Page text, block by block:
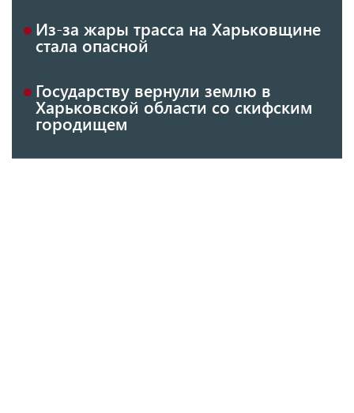
Из-за жары трасса на Харьковщине
стала опасной
Государству вернули землю в
Харьковской области со скифским
городищем